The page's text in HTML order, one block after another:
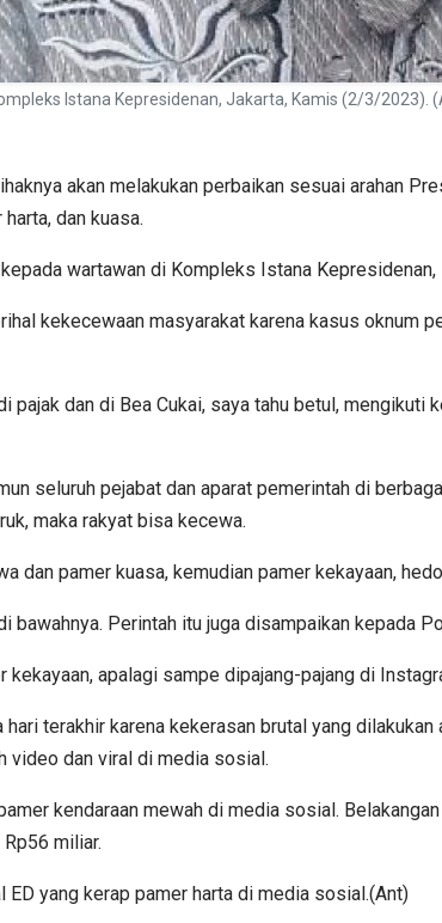
Istana Kepresidenan, Jakarta, Kamis (2/3/2023).
akan melakukan perbaikan sesuai arahan
dan kuasa.
wartawan di Kompleks Istana
kekecewaan masyarakat karena kasus oknum
dan di Bea Cukai, saya tahu betul, mengikuti
seluruh pejabat dan aparat pemerintah di
maka rakyat bisa kecewa.
dan pamer kuasa, kemudian pamer kekayaan,
Perintah itu juga disampaikan kepada
apalagi sampe dipajang-pajang di
terakhir karena kekerasan brutal yang
video dan viral di media sosial.
kendaraan mewah di media sosial.
miliar.
yang kerap pamer harta di media sosial.(Ant)